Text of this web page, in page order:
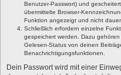
Benutzer-Passwort) und
übermittelte Browser-
Funktion angezeigt und nicht
Schließlich erfordern einzelne
gespeichert werden. Dazu
Gelesen-Status von deinen
Benachrichtigungsfunktionen.
Dein Passwort wird mit einer